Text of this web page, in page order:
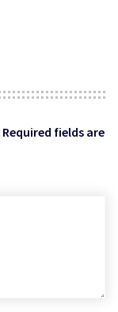
Required fields are